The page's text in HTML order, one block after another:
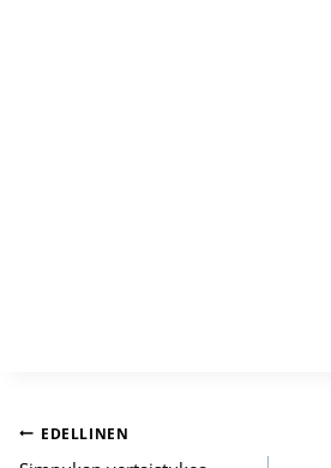
Artikkelien
EDELLINEN